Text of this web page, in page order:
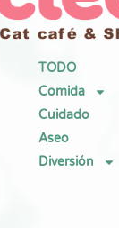
TODO
Comida
Cuidado
Aseo
Diversión